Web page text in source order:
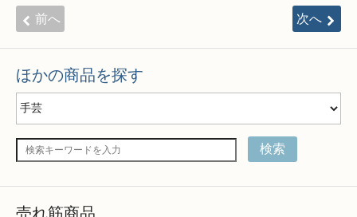
前へ 次へ
ほかの商品を探す
検索
売れ筋商品